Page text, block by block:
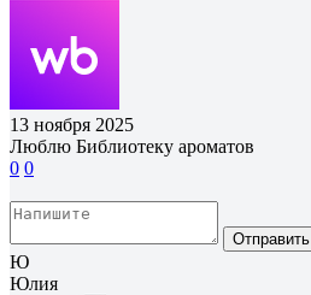
13 ноября 2025
Люблю Библиотеку ароматов
0 0
Отправить
Ю
Юлия